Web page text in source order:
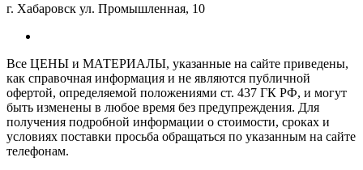
г. Хабаровск ул. Промышленная, 10
Все ЦЕНЫ и МАТЕРИАЛЫ, указанные на сайте приведены,
как справочная информация и не являются публичной
офертой, определяемой положениями ст. 437 ГК РФ, и могут
быть изменены в любое время без предупреждения. Для
получения подробной информации о стоимости, сроках и
условиях поставки просьба обращаться по указанным на сайте
телефонам.